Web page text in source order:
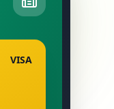
VISA